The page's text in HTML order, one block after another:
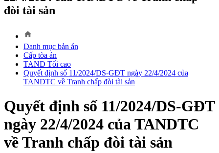
đòi tài sản
home
Danh mục bản án
Cấp tòa án
TAND Tối cao
Quyết định số 11/2024/DS-GĐT ngày 22/4/2024 của
TANDTC về Tranh chấp đòi tài sản
Quyết định số 11/2024/DS-GĐT
ngày 22/4/2024 của TANDTC
về Tranh chấp đòi tài sản